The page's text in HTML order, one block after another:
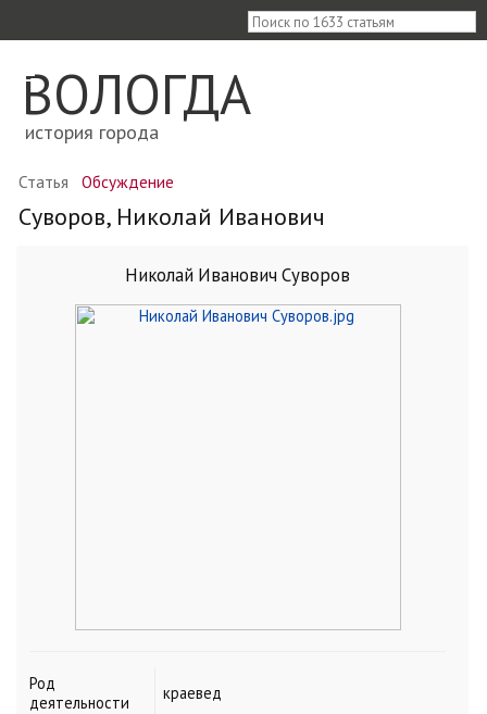
ВОЛОГДА
история города
≡
Статья Обсуждение
Суворов, Николай Иванович
Николай Иванович Суворов
Род
деятельности
краевед